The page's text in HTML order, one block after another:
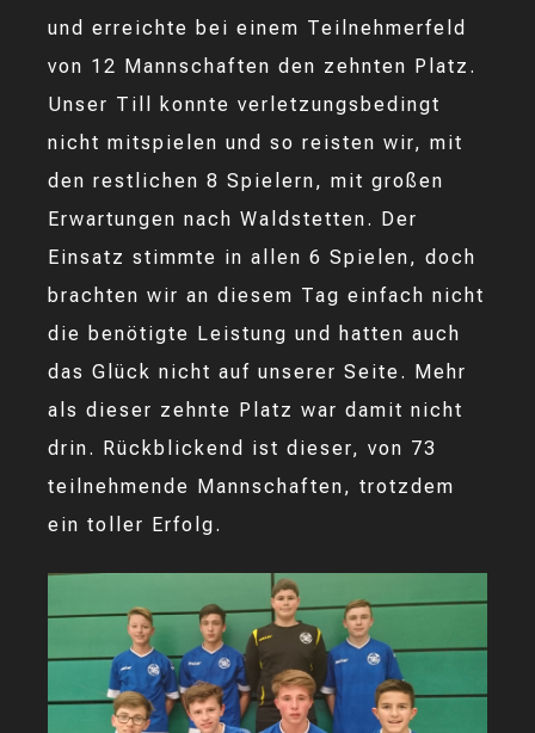
und erreichte bei einem Teilnehmerfeld
von 12 Mannschaften den zehnten Platz.
Unser Till konnte verletzungsbedingt
nicht mitspielen und so reisten wir, mit
den restlichen 8 Spielern, mit großen
Erwartungen nach Waldstetten. Der
Einsatz stimmte in allen 6 Spielen, doch
brachten wir an diesem Tag einfach nicht
die benötigte Leistung und hatten auch
das Glück nicht auf unserer Seite. Mehr
als dieser zehnte Platz war damit nicht
drin. Rückblickend ist dieser, von 73
teilnehmende Mannschaften, trotzdem
ein toller Erfolg.